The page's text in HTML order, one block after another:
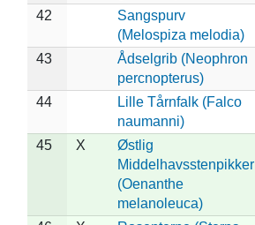
42
Sangspurv
(Melospiza melodia)
43
Ådselgrib (Neophron
percnopterus)
44
Lille Tårnfalk (Falco
naumanni)
45 X
Østlig
Middelhavsstenpikker
(Oenanthe
melanoleuca)